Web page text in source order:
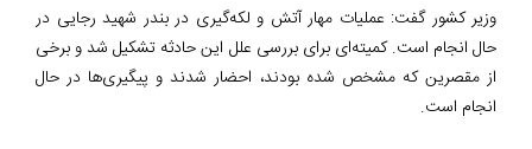
وزیر کشور گفت: عملیات مهار آتش و لکه‌گیری در بندر شهید رجایی در
حال انجام است. کمیته‌ای برای بررسی علل این حادثه تشکیل شد و برخی
از مقصرین که مشخص شده بودند، احضار شدند و پیگیری‌ها در حال
انجام است.